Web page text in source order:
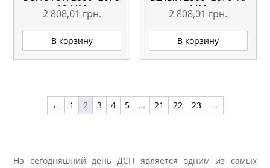
18 ММ
2 808,01 грн.
В корзину
ММ
2 808,01 грн.
В корзину
← 1 2 3 4 5 … 21 22 23 →
На сегодняшний день ДСП является одним из самых